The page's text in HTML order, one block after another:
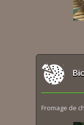
Fromage de